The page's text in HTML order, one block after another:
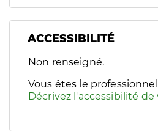
ACCESSIBILITÉ
Filtres
Sélectionnez un ou plusieurs
Non renseigné.
Vous êtes le
Décrivez l'accessibilité